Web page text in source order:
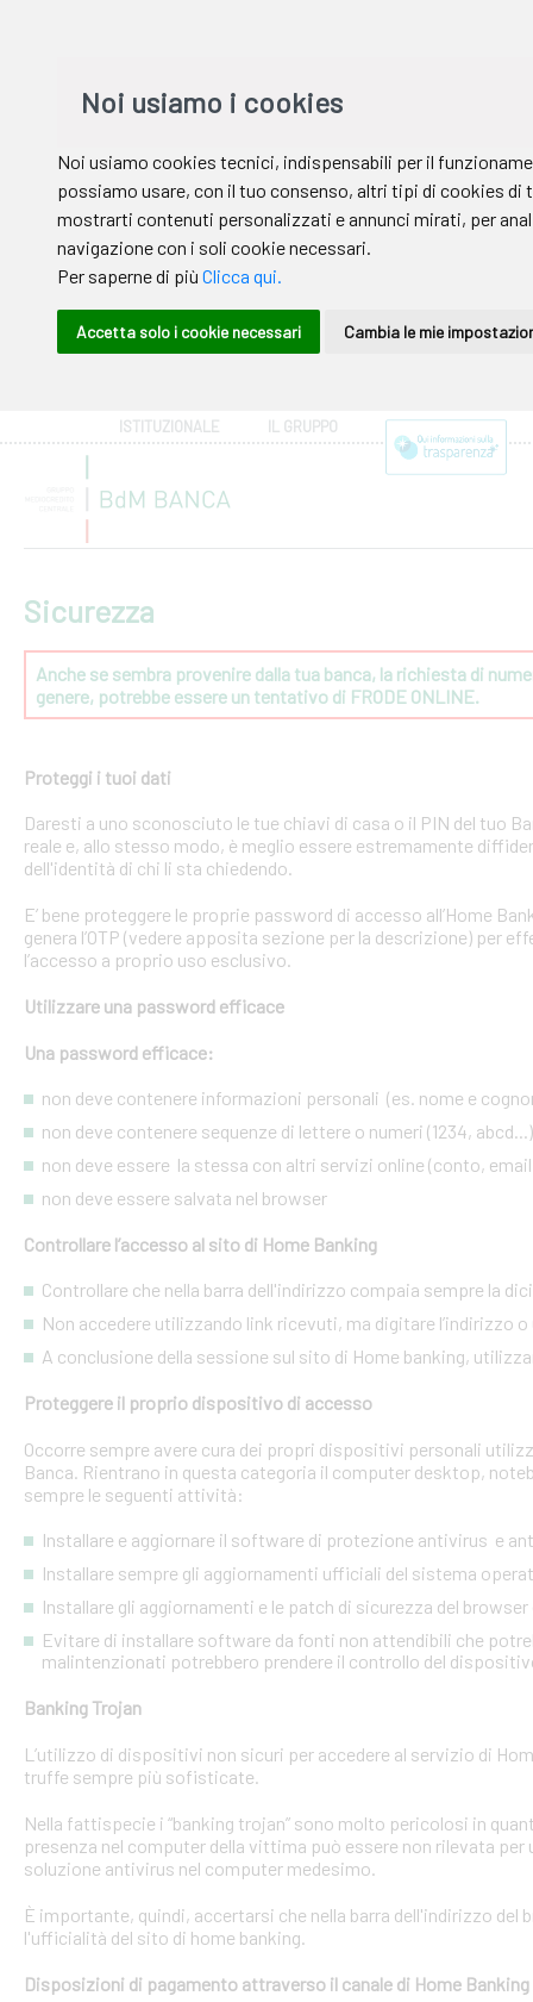
ISTITUZIONALE IL GRUPPO
Sicurezza
Anche se sembra provenire dalla tua banca, la richiesta di
genere, potrebbe essere un tentativo di FRODE ONLINE.
Proteggi i tuoi dati
Daresti a uno sconosciuto le tue chiavi di casa o il PIN del tuo
reale e, allo stesso modo, è meglio essere estremamente
dell'identità di chi li sta chiedendo.
E’ bene proteggere le proprie password di accesso all’Home
genera l’OTP (vedere apposita sezione per la descrizione) per
l’accesso a proprio uso esclusivo.
Utilizzare una password efficace
Una password efficace:
non deve contenere informazioni personali (es. nome e
non deve contenere sequenze di lettere o numeri (1234, abcd...)
non deve essere la stessa con altri servizi online (conto,
non deve essere salvata nel browser
Controllare l’accesso al sito di Home Banking
Controllare che nella barra dell'indirizzo compaia sempre la
Non accedere utilizzando link ricevuti, ma digitare l’indirizzo
A conclusione della sessione sul sito di Home banking,
Proteggere il proprio dispositivo di accesso
Occorre sempre avere cura dei propri dispositivi personali
Banca. Rientrano in questa categoria il computer desktop,
sempre le seguenti attività:
Installare e aggiornare il software di protezione antivirus e
Installare sempre gli aggiornamenti ufficiali del sistema
Installare gli aggiornamenti e le patch di sicurezza del
Evitare di installare software da fonti non attendibili che
malintenzionati potrebbero prendere il controllo del
Banking Trojan
L’utilizzo di dispositivi non sicuri per accedere al servizio di
truffe sempre più sofisticate.
Nella fattispecie i “banking trojan” sono molto pericolosi in
presenza nel computer della vittima può essere non rilevata
soluzione antivirus nel computer medesimo.
È importante, quindi, accertarsi che nella barra dell'indirizzo
l'ufficialità del sito di home banking.
Disposizioni di pagamento attraverso il canale di Home Banking